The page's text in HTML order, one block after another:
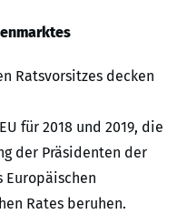
Ratsvorsitzes decken
für 2018 und 2019, die
der Präsidenten der
Europäischen
Rates beruhen.